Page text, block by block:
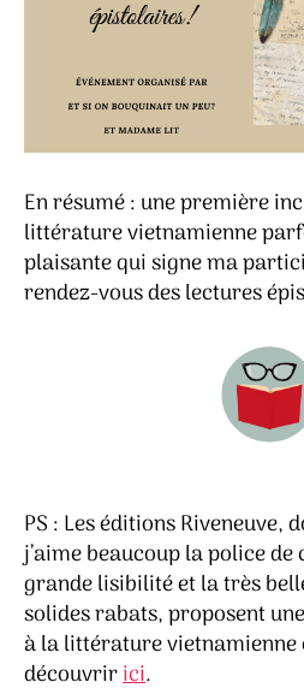
En résumé : une première
littérature vietnamienne
plaisante qui signe ma
rendez-vous des lectures
PS : Les éditions Riveneuve,
j’aime beaucoup la police de
grande lisibilité et la très
solides rabats, proposent
à la littérature
découvririci.